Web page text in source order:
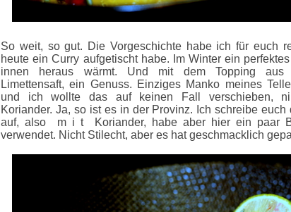
So weit, so gut. Die Vorgeschichte habe ich für euch
heute ein Curry aufgetischt habe. Im Winter ein
innen heraus wärmt. Und mit dem Topping aus
Limettensaft, ein Genuss. Einziges Manko meines
und ich wollte das auf keinen Fall verschieben,
Koriander. Ja, so ist es in der Provinz. Ich schreibe euch
auf, also m i t Koriander, habe aber hier ein paar
verwendet. Nicht Stilecht, aber es hat geschmacklich